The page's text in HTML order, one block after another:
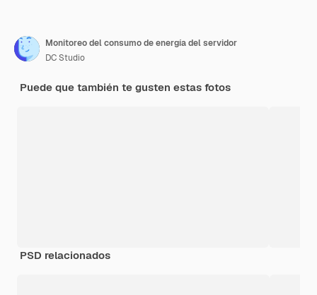
Monitoreo del consumo de energía del servidor
DC Studio
Puede que también te gusten estas fotos
PSD relacionados